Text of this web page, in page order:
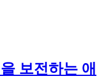
보전하는 애